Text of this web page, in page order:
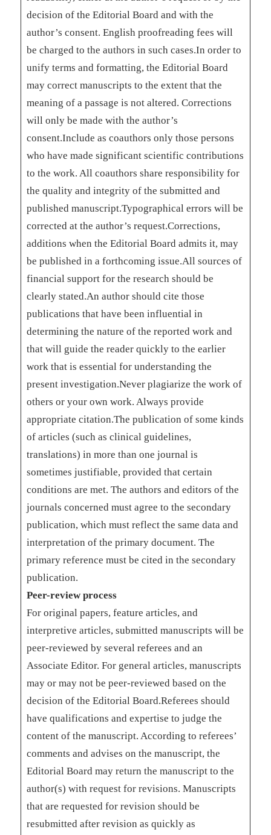
decision of the Editorial Board and with the
author’s consent. English proofreading fees will
be charged to the authors in such cases.In order to
unify terms and formatting, the Editorial Board
may correct manuscripts to the extent that the
meaning of a passage is not altered. Corrections
will only be made with the author’s
consent.Include as coauthors only those persons
who have made significant scientific contributions
to the work. All coauthors share responsibility for
the quality and integrity of the submitted and
published manuscript.Typographical errors will be
corrected at the author’s request.Corrections,
additions when the Editorial Board admits it, may
be published in a forthcoming issue.All sources of
financial support for the research should be
clearly stated.An author should cite those
publications that have been influential in
determining the nature of the reported work and
that will guide the reader quickly to the earlier
work that is essential for understanding the
present investigation.Never plagiarize the work of
others or your own work. Always provide
appropriate citation.The publication of some kinds
of articles (such as clinical guidelines,
translations) in more than one journal is
sometimes justifiable, provided that certain
conditions are met. The authors and editors of the
journals concerned must agree to the secondary
publication, which must reflect the same data and
interpretation of the primary document. The
primary reference must be cited in the secondary
publication.
Peer-review process
For original papers, feature articles, and
interpretive articles, submitted manuscripts will be
peer-reviewed by several referees and an
Associate Editor. For general articles, manuscripts
may or may not be peer-reviewed based on the
decision of the Editorial Board.Referees should
have qualifications and expertise to judge the
content of the manuscript. According to referees’
comments and advises on the manuscript, the
Editorial Board may return the manuscript to the
author(s) with request for revisions. Manuscripts
that are requested for revision should be
resubmitted after revision as quickly as